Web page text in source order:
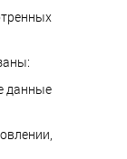
данные